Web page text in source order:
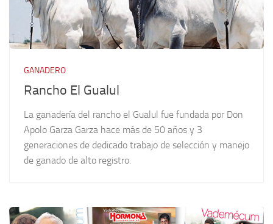
GANADERO
Rancho El Gualul
La ganadería del rancho el Gualul fue fundada por Don
Apolo Garza Garza hace más de 50 años y 3
generaciones de dedicado trabajo de selección y manejo
de ganado de alto registro.